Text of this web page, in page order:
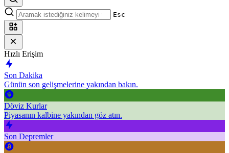
Esc
Hızlı Erişim
Son Dakika
Günün son gelişmelerine yakından bakın.
Döviz Kurlar
Piyasanın kalbine yakından göz atın.
Son Depremler